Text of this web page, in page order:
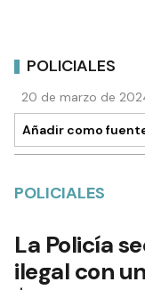
POLICIALES
20 de marzo de
Añadir como
POLICIALES
La Policía
ilegal con